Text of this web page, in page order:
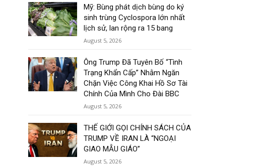
Mỹ: Bùng phát dịch bùng do ký
sinh trùng Cyclospora lớn nhất
lịch sử, lan rộng ra 15 bang
August 5, 2026
Ông Trump Đã Tuyên Bố “Tình
Trạng Khẩn Cấp” Nhằm Ngăn
Chặn Việc Công Khai Hồ Sơ Tài
Chính Của Mình Cho Đài BBC
August 5, 2026
THẾ GIỚI GỌI CHÍNH SÁCH CỦA
TRUMP VỀ IRAN LÀ “NGOẠI
GIAO MẪU GIÁO”
August 5, 2026